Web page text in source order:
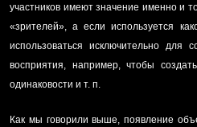
участников имеют значение именно и
«зрителей», а если используется
использоваться исключительно для
восприятия, например, чтобы
одинаковости и т. п.
Как мы говорили выше, появление